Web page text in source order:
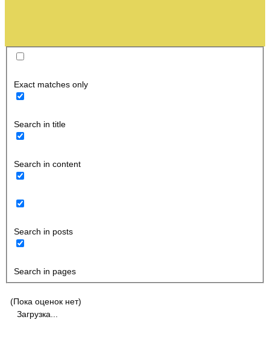
Exact matches only
Search in title
Search in content
Search in posts
Search in pages
(Пока оценок нет)
Загрузка...